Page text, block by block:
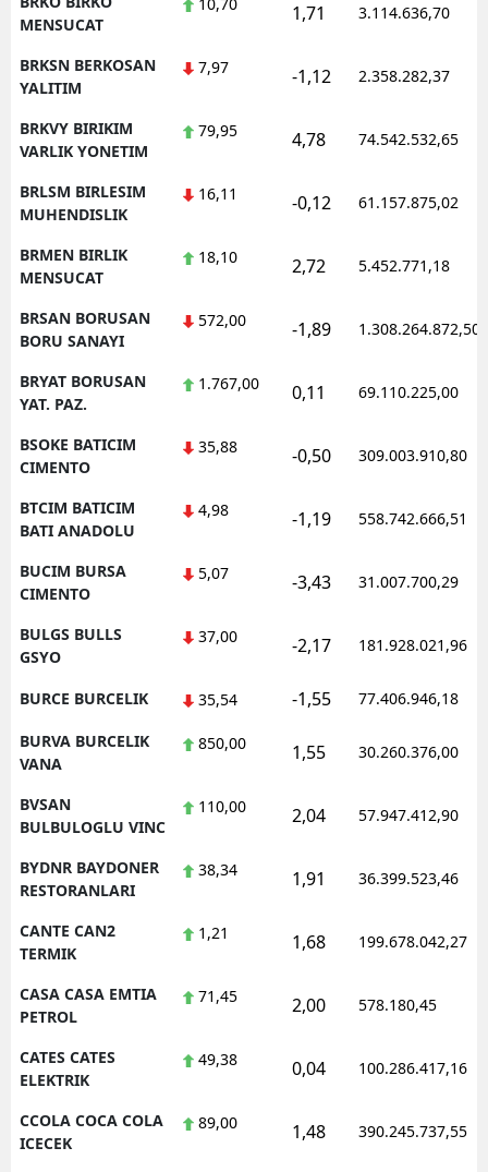
MENSUCAT
1,71 3.114.636,70
BRKSN BERKOSAN
YALITIM
7,97 -1,12 2.358.282,37
BRKVY BIRIKIM
VARLIK YONETIM
79,95 4,78 74.542.532,65
BRLSM BIRLESIM
MUHENDISLIK
16,11 -0,12 61.157.875,02
BRMEN BIRLIK
MENSUCAT
18,10 2,72 5.452.771,18
BRSAN BORUSAN
BORU SANAYI
572,00 -1,89 1.308.264.872,50
BRYAT BORUSAN
YAT. PAZ.
1.767,00 0,11 69.110.225,00
BSOKE BATICIM
CIMENTO
35,88 -0,50 309.003.910,80
BTCIM BATICIM
BATI ANADOLU
4,98 -1,19 558.742.666,51
BUCIM BURSA
CIMENTO
5,07 -3,43 31.007.700,29
BULGS BULLS
GSYO
37,00 -2,17 181.928.021,96
BURCE BURCELIK 35,54 -1,55 77.406.946,18
BURVA BURCELIK
VANA
850,00 1,55 30.260.376,00
BVSAN
BULBULOGLU VINC
110,00 2,04 57.947.412,90
BYDNR BAYDONER
RESTORANLARI
38,34 1,91 36.399.523,46
CANTE CAN2
TERMIK
1,21 1,68 199.678.042,27
CASA CASA EMTIA
PETROL
71,45 2,00 578.180,45
CATES CATES
ELEKTRIK
49,38 0,04 100.286.417,16
CCOLA COCA COLA
ICECEK
89,00 1,48 390.245.737,55